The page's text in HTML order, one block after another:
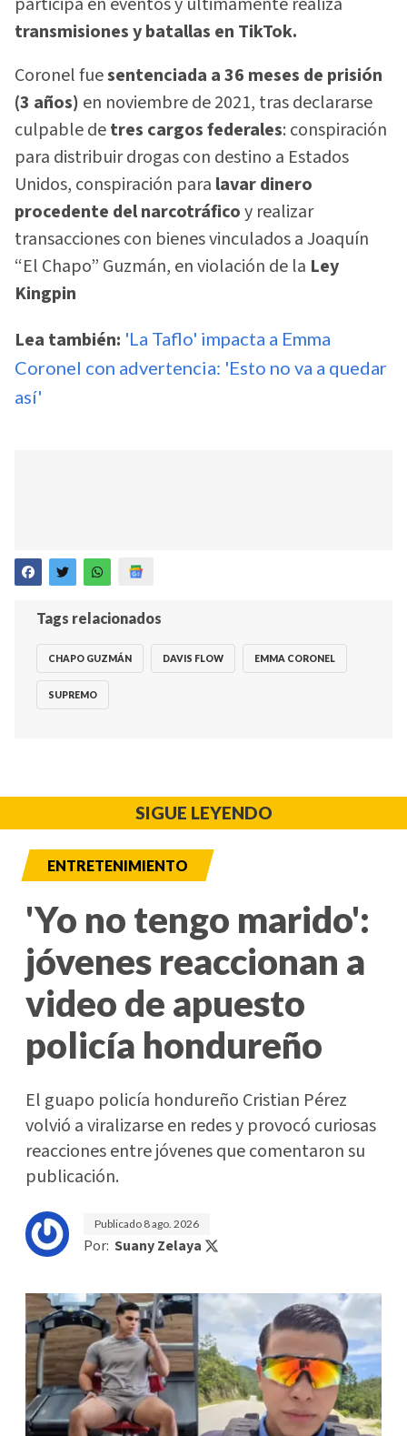
transmisiones y batallas en TikTok.
Coronel fuesentenciada a 36 meses de prisión
(3 años) en noviembre de 2021, tras declararse
culpable detres cargos federales: conspiración
para distribuir drogas con destino a Estados
Unidos, conspiración para lavar dinero
procedente del narcotráficoy realizar
transacciones con bienes vinculados a Joaquín
“El Chapo” Guzmán, en violación de la Ley
Kingpin
Lea también: 'La Taflo' impacta a Emma
Coronel con advertencia: 'Esto no va a quedar
así'
Tags relacionados
CHAPO GUZMÁN DAVIS FLOW EMMA CORONEL
SUPREMO
SIGUE LEYENDO
ENTRETENIMIENTO
'Yo no tengo marido':
jóvenes reaccionan a
video de apuesto
policía hondureño
El guapo policía hondureño Cristian Pérez
volvió a viralizarse en redes y provocó curiosas
reacciones entre jóvenes que comentaron su
publicación.
Publicado 8 ago. 2026
Por: Suany Zelaya